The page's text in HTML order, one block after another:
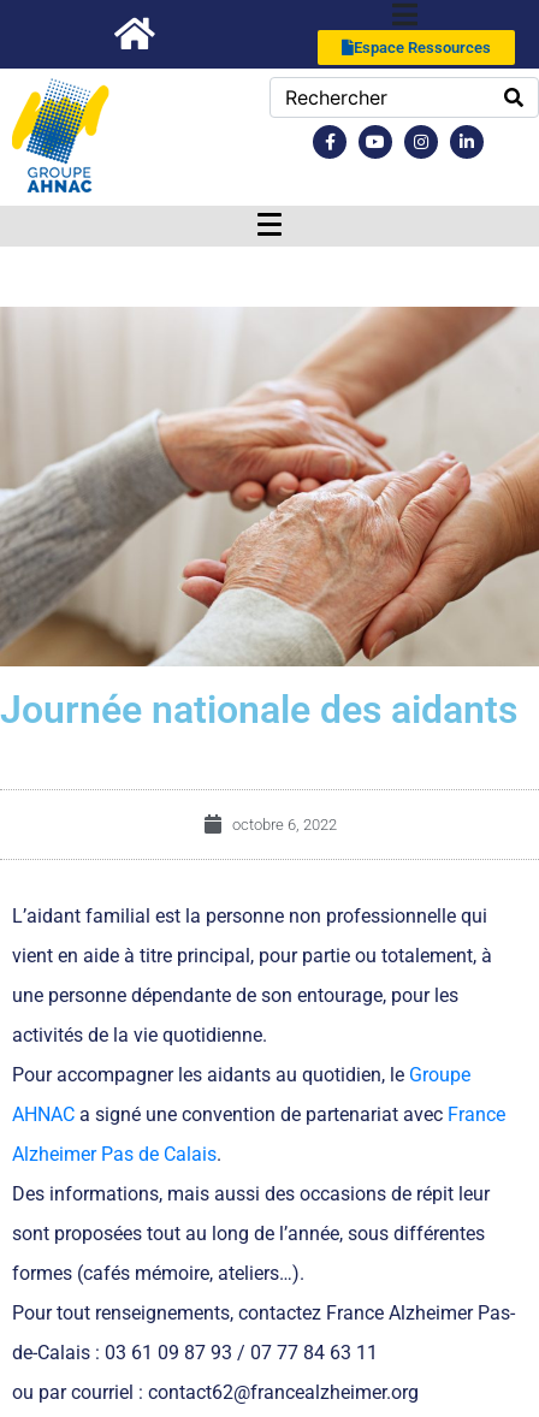
Espace Ressources
Journée nationale des aidants
octobre 6, 2022
L’aidant familial est la personne non professionnelle qui
vient en aide à titre principal, pour partie ou totalement, à
une personne dépendante de son entourage, pour les
activités de la vie quotidienne.
Pour accompagner les aidants au quotidien, le Groupe
AHNAC a signé une convention de partenariat avec France
Alzheimer Pas de Calais.
Des informations, mais aussi des occasions de répit leur
sont proposées tout au long de l’année, sous différentes
formes (cafés mémoire, ateliers…).
Pour tout renseignements, contactez France Alzheimer Pas-
de-Calais : 03 61 09 87 93 / 07 77 84 63 11
ou par courriel : contact62@francealzheimer.org